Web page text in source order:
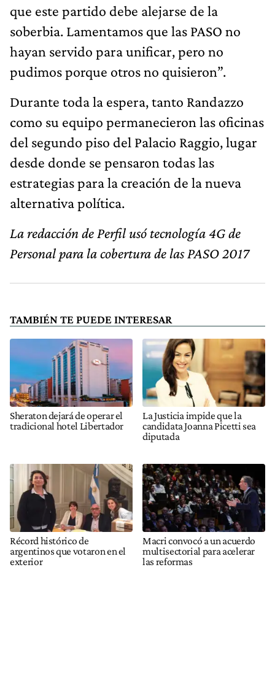
que este partido debe alejarse de la
soberbia. Lamentamos que las PASO no
hayan servido para unificar, pero no
pudimos porque otros no quisieron”.
Durante toda la espera, tanto Randazzo
como su equipo permanecieron las oficinas
del segundo piso del Palacio Raggio, lugar
desde donde se pensaron todas las
estrategias para la creación de la nueva
alternativa política.
La redacción de Perfil usó tecnología 4G de
Personal para la cobertura de las PASO 2017
TAMBIÉN TE PUEDE INTERESAR
Sheraton dejará de operar el
tradicional hotel Libertador
La Justicia impide que la
candidata Joanna Picetti sea
diputada
Récord histórico de
argentinos que votaron en el
exterior
Macri convocó a un acuerdo
multisectorial para acelerar
las reformas